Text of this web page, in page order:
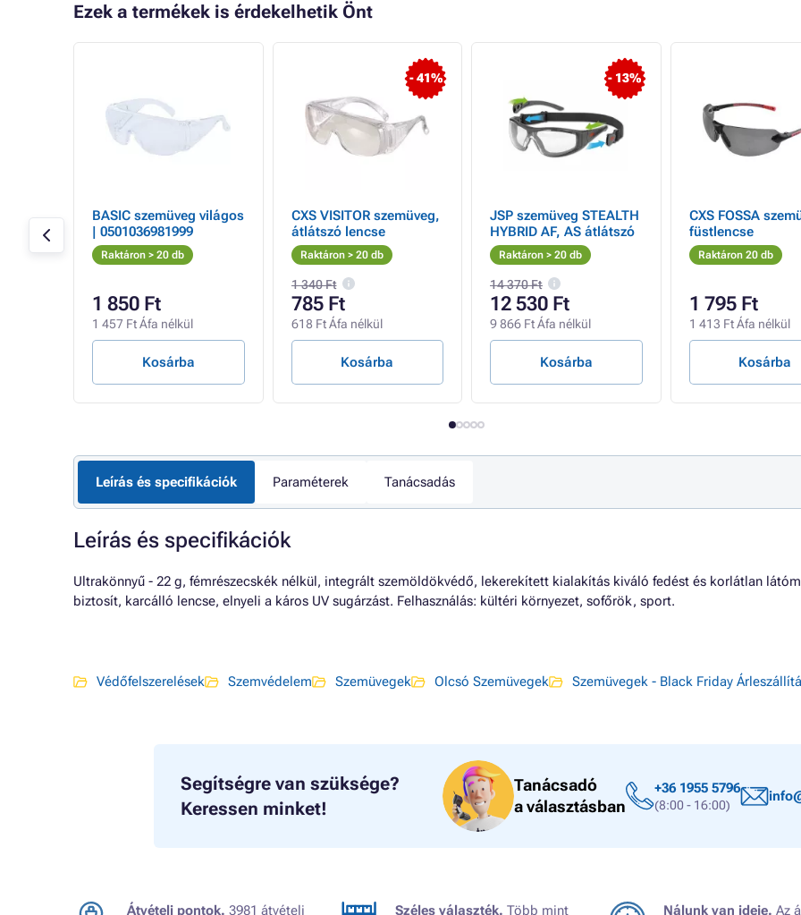
Ezek a termékek is érdekelhetik Önt
BASIC szemüveg világos
| 0501036981999
Raktáron > 20 db
1 850 Ft
1 457 Ft Áfa nélkül
Kosárba
- 41%
CXS VISITOR szemüveg,
átlátszó lencse
Raktáron > 20 db
1 340 Ft
785 Ft
618 Ft Áfa nélkül
Kosárba
- 13%
JSP szemüveg STEALTH
HYBRID AF, AS átlátszó
Raktáron > 20 db
14 370 Ft
12 530 Ft
9 866 Ft Áfa nélkül
Kosárba
CXS FOSSA
füstlencse
Raktáron 20 db
1 795 Ft
1 413 Ft Áfa nélkül
Kosárba
Leírás és specifikációk Paraméterek Tanácsadás
Leírás és specifikációk
Ultrakönnyű - 22 g, fémrészecskék nélkül, integrált szemöldökvédő, lekerekített kialakítás kiváló fedést és korlátlan
biztosít, karcálló lencse, elnyeli a káros UV sugárzást. Felhasználás: kültéri környezet, sofőrök, sport.
Védőfelszerelések Szemvédelem Szemüvegek Olcsó Szemüvegek Szemüvegek - Black Friday
Segítségre van szüksége?
Keressen minket!
Tanácsadó
a választásban
+36 1955 5796
(8:00 - 16:00)
Átvételi pontok. 3981 átvételi
Széles választék. Több mint
Nálunk van ideje. Az